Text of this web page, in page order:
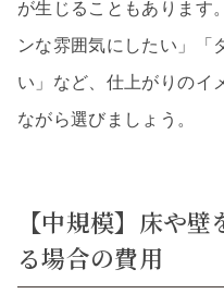
が生じることもあります
ンな雰囲気にしたい」「
い」など、仕上がりのイ
ながら選びましょう。
【中規模】床や
る場合の費用